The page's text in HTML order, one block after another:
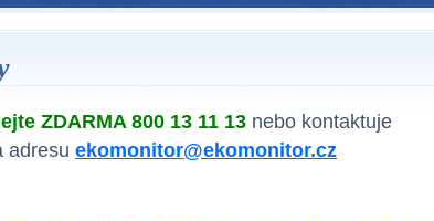
ZDARMA 800 13 11 13 nebo kontaktuje
adresu ekomonitor@ekomonitor.cz